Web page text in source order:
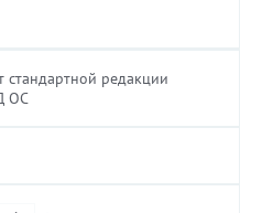
стандартной редакции
ОС